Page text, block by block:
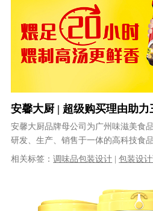
安馨大厨 | 超级购买理由助
类全国冠军
安馨大厨品牌母公司为广州味滋美食
研发、生产、销售于一体的高科技食
的研究及餐饮行业的发展，为餐饮连
相关标签：调味品包装设计 |包装设